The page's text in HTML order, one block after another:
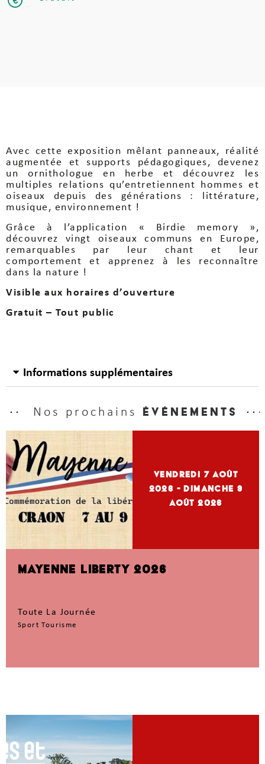
Avec cette exposition mêlant panneaux, réalité
augmentée et supports pédagogiques, devenez
un ornithologue en herbe et découvrez les
multiples relations qu’entretiennent hommes et
oiseaux depuis des générations : littérature,
musique, environnement !
Grâce à l’application « Birdie memory »,
découvrez vingt oiseaux communs en Europe,
remarquables par leur chant et leur
comportement et apprenez à les reconnaître
dans la nature !
Visible aux horaires d’ouverture
Gratuit – Tout public
Informations supplémentaires
Nos prochains événements
vendredi 7Août
2026 - dimanche 9
Août 2026
MAYENNE LIBERTY 2026
Toute La Journée
Sport Tourisme